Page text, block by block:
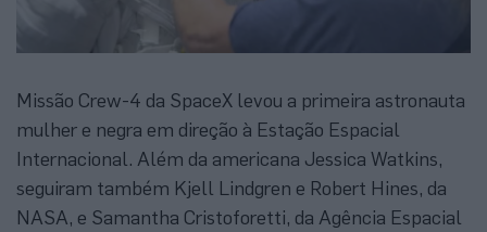
Missão Crew-4 da SpaceX levou a primeira astronauta
mulher e negra em direção à Estação Espacial
Internacional. Além da americana Jessica Watkins,
seguiram também Kjell Lindgren e Robert Hines, da
NASA, e Samantha Cristoforetti, da Agência Espacial